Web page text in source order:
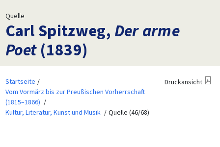
Quelle
Carl Spitzweg, Der arme
Poet(1839)
Startseite
Vom Vormärz bis zur Preußischen Vorherrschaft
(1815–1866)
Kultur, Literatur, Kunst und Musik
Quelle (46/68)
Druckansicht